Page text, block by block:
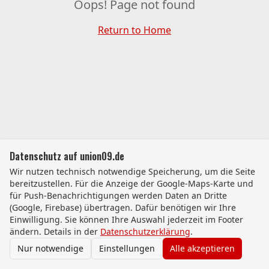
Oops! Page not found
Return to Home
Datenschutz auf union09.de
Wir nutzen technisch notwendige Speicherung, um die Seite
bereitzustellen. Für die Anzeige der Google-Maps-Karte und
für Push-Benachrichtigungen werden Daten an Dritte
(Google, Firebase) übertragen. Dafür benötigen wir Ihre
Einwilligung. Sie können Ihre Auswahl jederzeit im Footer
ändern. Details in der Datenschutzerklärung.
Nur notwendige
Einstellungen Alle akzeptieren